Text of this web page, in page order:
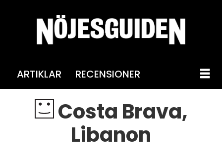
ARTIKLAR RECENSIONER
Costa Brava,
Libanon